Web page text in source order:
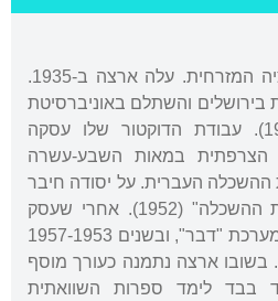
נולד בעיירה וולדיש בגליציה המזרחית. עלה ארצה ב-1935.
בירושלים והשתלם באוניברסיטת
סורבון בפריז (1947-1946). עבודת הדוקטור שלו עסקה
במאות השבע-עשרה
העברית. על יסודה חיבר
את ספרו "עיונים בספרות ההשכלה" (1952). אחרי שעסק
בהוראה בחיפה הצטרף למערכת "דבר", ובשנים 1957-1953
בשובו ארצה נתמנה כעורך מוסף
בבד לימד ספרות השוואתית